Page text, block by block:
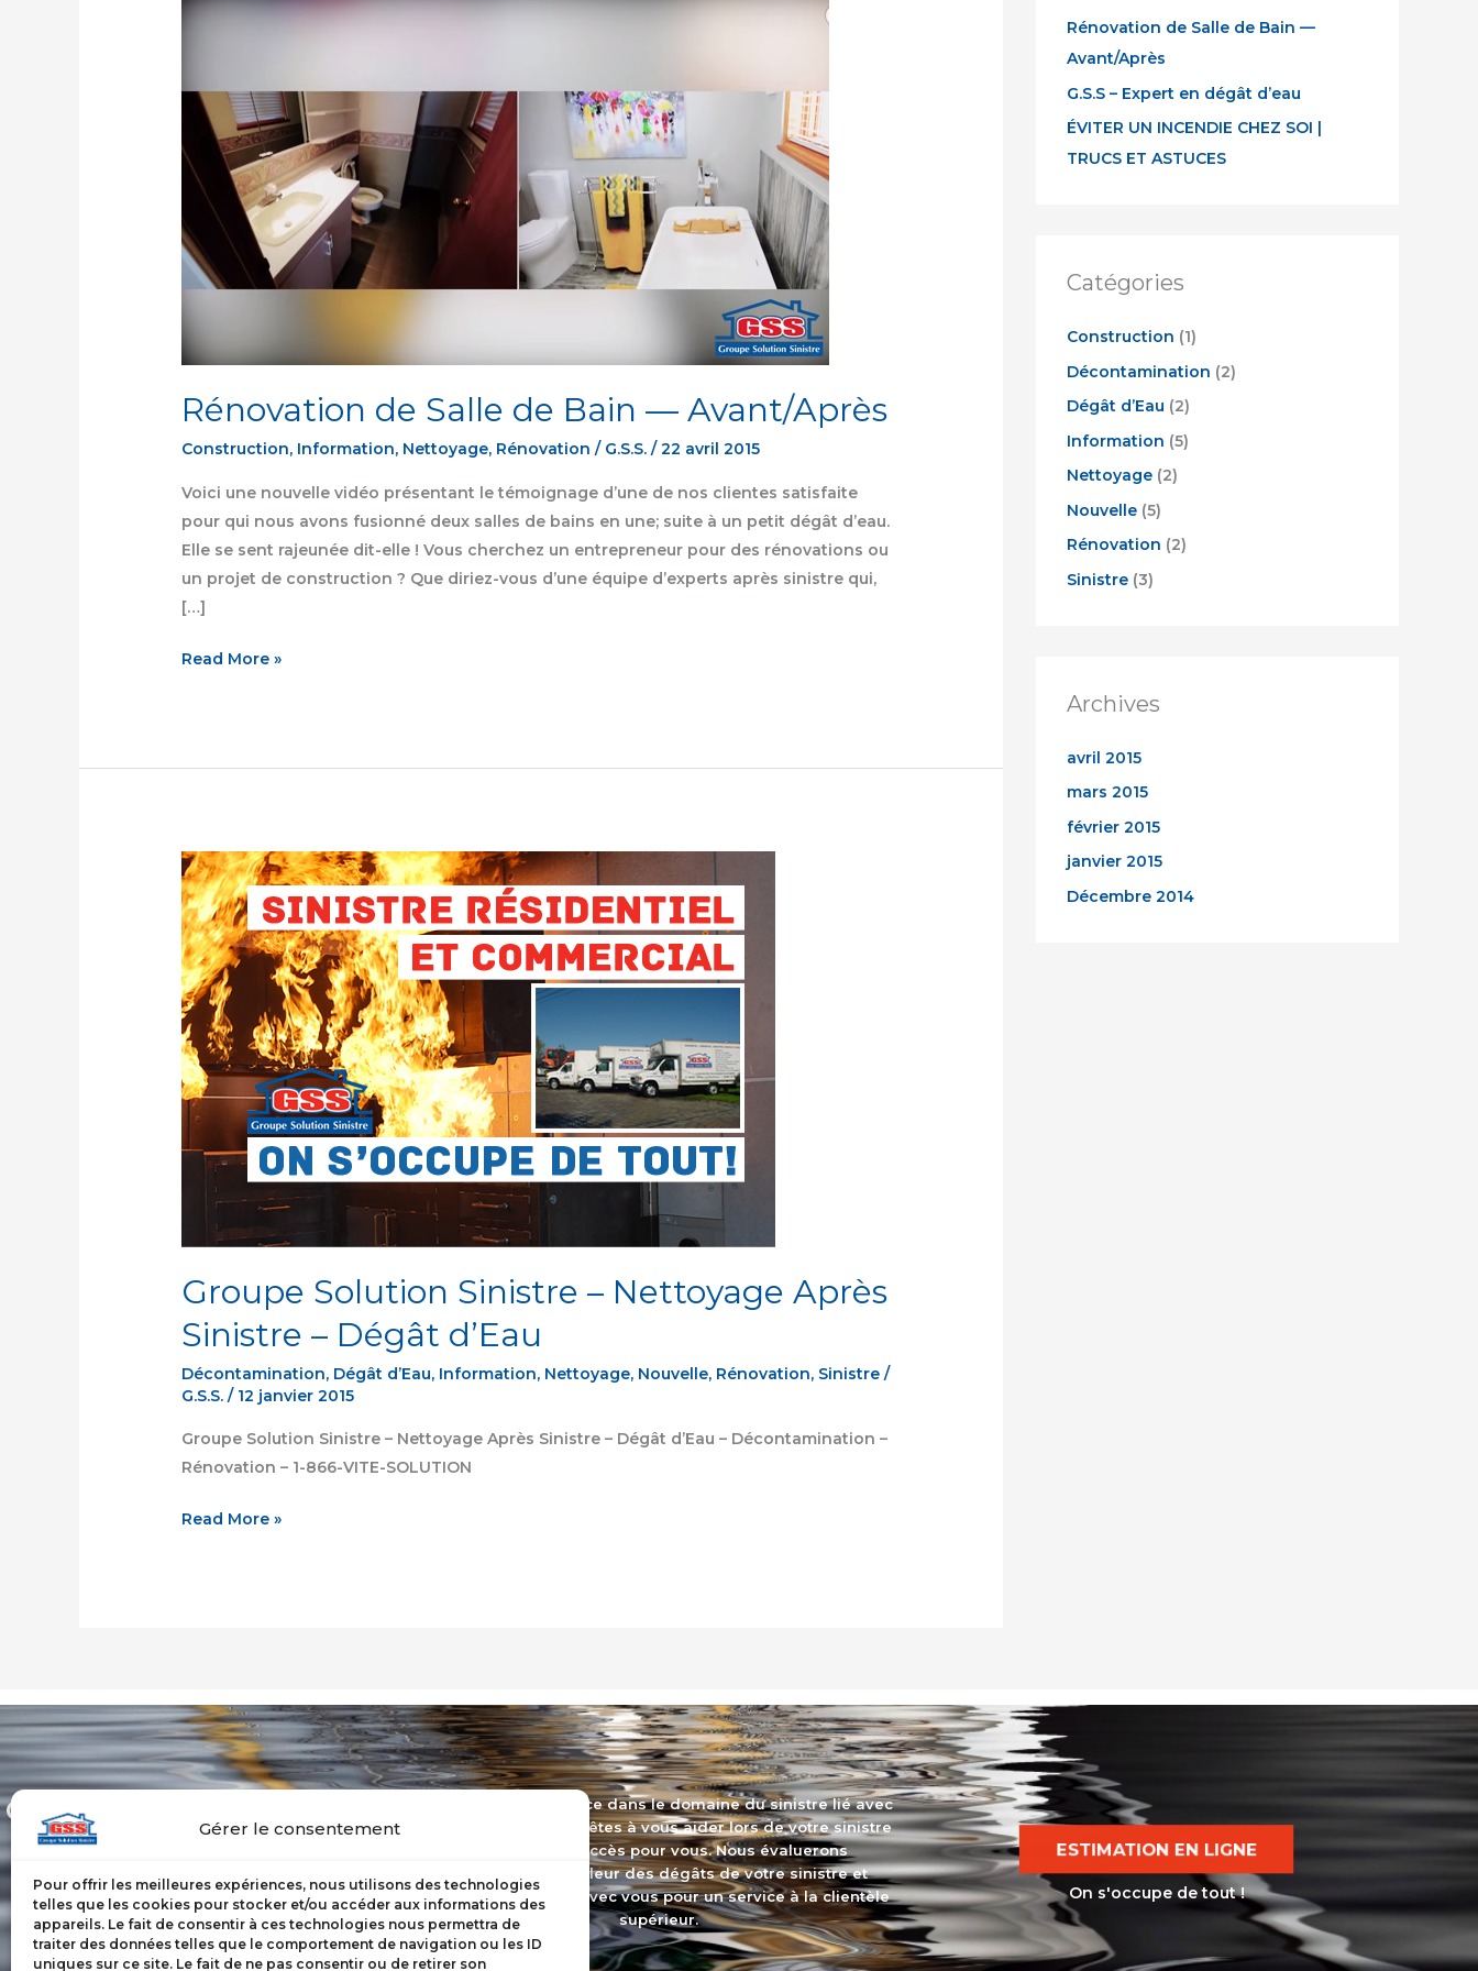
Gérer le consentement
Pour offrir les meilleures expériences, nous utilisons des technologies
telles que les cookies pour stocker et/ou accéder aux informations des
appareils. Le fait de consentir à ces technologies nous permettra de
traiter des données telles que le comportement de navigation ou les ID
uniques sur ce site. Le fait de ne pas consentir ou de retirer son
Rénovation de Salle de Bain — Avant/Après
Construction, Information, Nettoyage, Rénovation / G.S.S./22 avril 2015
Voici une nouvelle vidéo présentant le témoignage d’une de nos clientes satisfaite
pour qui nous avons fusionné deux salles de bains en une; suite à un petit dégât d’eau.
Elle se sent rajeunée dit-elle ! Vous cherchez un entrepreneur pour des rénovations ou
un projet de construction ? Que diriez-vous d’une équipe d’experts après sinistre qui,
[…]
Rénovation
de
Bain
—
Avant/Après
Read More »
Groupe Solution Sinistre – Nettoyage Après
Sinistre – Dégât d’Eau
Décontamination, Dégât d’Eau, Information, Nettoyage, Nouvelle, Rénovation, Sinistre /
G.S.S./ 12 janvier 2015
Groupe Solution Sinistre – Nettoyage Après Sinistre – Dégât d’Eau – Décontamination –
Rénovation – 1-866-VITE-SOLUTION
Groupe
Solution
Sinistre
–
Nettoyage
Après
Sinistre
–
Dégât
d’Eau
Read More »
f
o
r
:
Rénovation de Salle de Bain —
Avant/Après
G.S.S – Expert en dégât d’eau
ÉVITER UN INCENDIE CHEZ SOI |
TRUCS ET ASTUCES
Catégories
Construction (1)
Décontamination (2)
Dégât d’Eau (2)
Information (5)
Nettoyage (2)
Nouvelle (5)
Rénovation (2)
Sinistre (3)
Archives
avril 2015
mars 2015
février 2015
janvier 2015
Décembre 2014
Groupe Solution Sinistre
est votre référence au
Québec
Notre forte expérience dans le domaine du sinistre lié avec
plusieurs équipes prêtes à vous aider lors de votre sinistre
est gage de succès pour vous. Nous évaluerons
rapidement l’ampleur des dégâts de votre sinistre et
garderons contact avec vous pour un service à la clientèle
supérieur.
ESTIMATION EN LIGNE
On s'occupe de tout !